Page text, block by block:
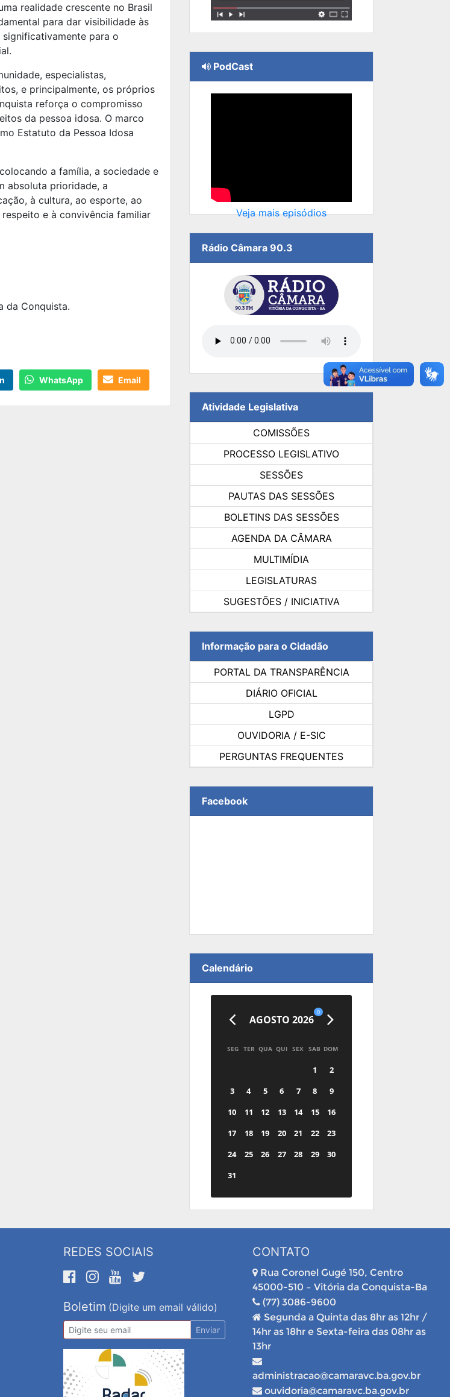
realidade crescente no Brasil
para dar visibilidade às
para o
especialistas,
e principalmente, os próprios
reforça o compromisso
da pessoa idosa. O marco
Estatuto da Pessoa Idosa
a família, a sociedade e
absoluta prioridade, a
à cultura, ao esporte, ao
e à convivência familiar
da Conquista.
WhatsApp Email
PodCast
Veja mais episódios
Rádio Câmara 90.3
Atividade Legislativa
COMISSÕES
PROCESSO LEGISLATIVO
SESSÕES
PAUTAS DAS SESSÕES
BOLETINS DAS SESSÕES
AGENDA DA CÂMARA
MULTIMÍDIA
LEGISLATURAS
SUGESTÕES / INICIATIVA
Informação para o Cidadão
PORTAL DA TRANSPARÊNCIA
DIÁRIO OFICIAL
LGPD
OUVIDORIA / E-SIC
PERGUNTAS FREQUENTES
Facebook
Calendário
AGOSTO 2026
0
SEG TER QUA QUI SEX SAB DOM
1
2
3
4 5 6 7 8
9
10
11 12 13 14 15
16
17
18 19 20 21 22
23
24
25 26 27 28 29
30
31
REDES SOCIAIS
Boletim (Digite um email válido)
Enviar
CONTATO
Rua Coronel Gugé 150, Centro
45000-510 – Vitória da Conquista-Ba
(77) 3086-9600
Segunda a Quinta das 8hr as 12hr /
14hr as 18hr e Sexta-feira das 08hr as
13hr
administracao@camaravc.ba.gov.br
ouvidoria@camaravc.ba.gov.br